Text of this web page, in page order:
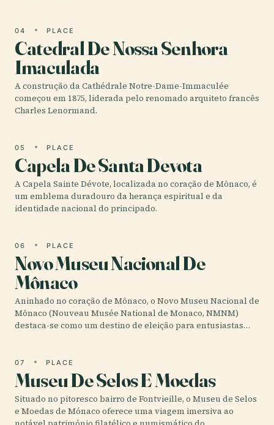
04 PLACE
Catedral De Nossa Senhora
Imaculada
A construção da Cathédrale Notre-Dame-Immaculée
começou em 1875, liderada pelo renomado arquiteto francês
Charles Lenormand.
05 PLACE
Capela De Santa Devota
A Capela Sainte Dévote, localizada no coração de Mônaco, é
um emblema duradouro da herança espiritual e da
identidade nacional do principado.
06 PLACE
Novo Museu Nacional De
Mônaco
Aninhado no coração de Mônaco, o Novo Museu Nacional de
Mônaco (Nouveau Musée National de Monaco, NMNM)
destaca-se como um destino de eleição para entusiastas…
07 PLACE
Museu De Selos E Moedas
Situado no pitoresco bairro de Fontvieille, o Museu de Selos
e Moedas de Mónaco oferece uma viagem imersiva ao